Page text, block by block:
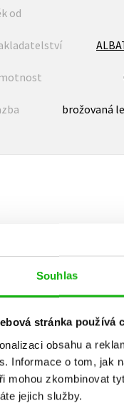
Souhlas
stránka používá
obsahu a
Informace o tom, jak
mohou zkombinovat
jejich služby.
od
brožovaná